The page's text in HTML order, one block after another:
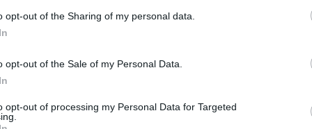
opt-out of the Sharing of my personal data.
opt-out of the Sale of my Personal Data.
opt-out of processing my Personal Data for Targeted
122
0